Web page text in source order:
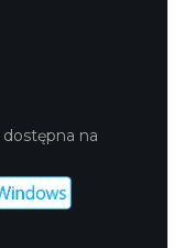
dostępna na